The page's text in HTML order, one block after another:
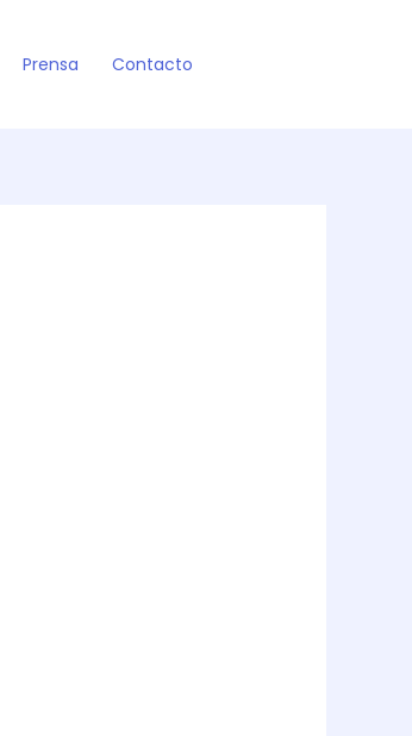
Prensa Contacto